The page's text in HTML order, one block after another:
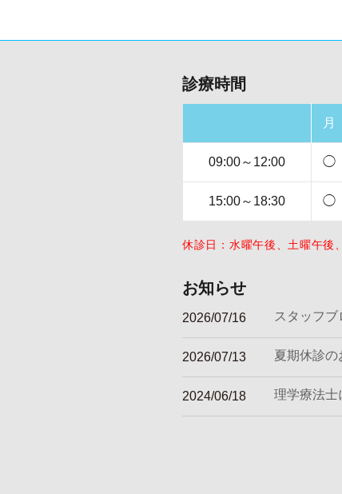
診療時間
月
09:00～12:00 ◯
15:00～18:30 ◯
休診日：水曜午後、土曜午後
お知らせ
2026/07/16 スタッフブ
2026/07/13 夏期休診の
2024/06/18 理学療法士